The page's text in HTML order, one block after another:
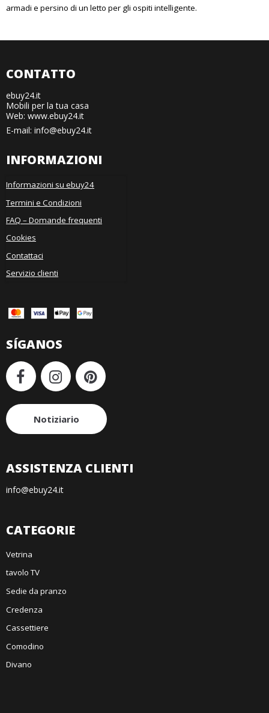
armadi e persino di un letto per gli ospiti intelligente.
CONTATTO
ebuy24.it
Mobili per la tua casa
Web: www.ebuy24.it
E-mail: info@ebuy24.it
INFORMAZIONI
Informazioni su ebuy24
Termini e Condizioni
FAQ – Domande frequenti
Cookies
Contattaci
Servizio clienti
SÍGANOS
Notiziario
ASSISTENZA CLIENTI
info@ebuy24.it
CATEGORIE
Vetrina
tavolo TV
Sedie da pranzo
Credenza
Cassettiere
Comodino
Divano